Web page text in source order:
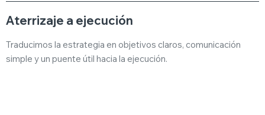
Aterrizaje a ejecución
Traducimos la estrategia en objetivos claros, comunicación
simple y un puente útil hacia la ejecución.